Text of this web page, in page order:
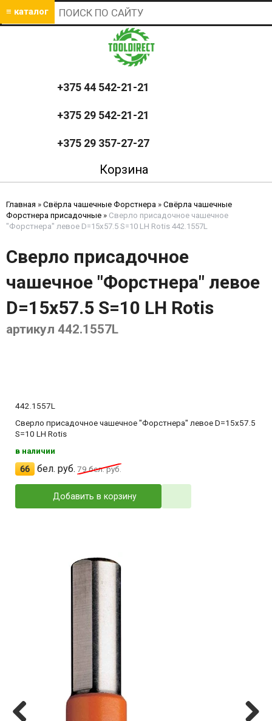
≡ каталог
+375 44 542-21-21
+375 29 542-21-21
+375 29 357-27-27
Корзина
Главная » Свёрла чашечные Форстнера » Свёрла чашечные
Форстнера присадочные » Сверло присадочное чашечное
"Форстнера" левое D=15x57.5 S=10 LH Rotis 442.1557L
Сверло присадочное
чашечное "Форстнера" левое
D=15x57.5 S=10 LH Rotis
артикул 442.1557L
442.1557L
Сверло присадочное чашечное "Форстнера" левое D=15x57.5
S=10 LH Rotis
в наличии
66 бел. руб. 79бел. руб.
Добавить в корзину